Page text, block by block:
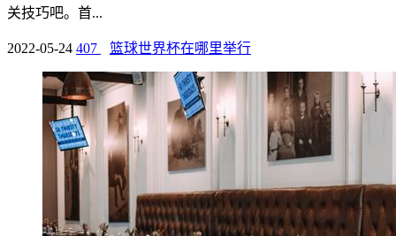
关技巧吧。首...
2022-05-24 407 篮球世界杯在哪里举行